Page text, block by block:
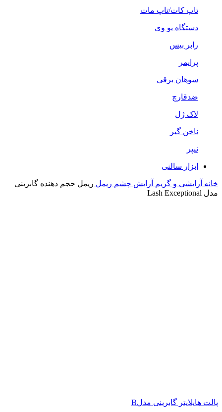
تاپ کات/تاپ مات
دستگاه یو وی
رابر بیس
پرایمر
سوهان برقی
ضدقارچ
لاک ژل
ناخن گیر
نیپر
ابزار سالنی
خانه آرایشی و گریم آرایش چشم ریمل ریمل حجم دهنده گابرینی
مدل Lash Exceptional
پالت هایلایتر گابرینی مدلB